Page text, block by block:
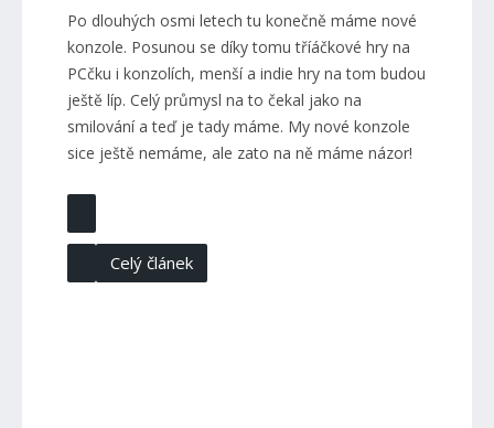
Po dlouhých osmi letech tu konečně máme nové
konzole. Posunou se díky tomu tříáčkové hry na
PCčku i konzolích, menší a indie hry na tom budou
ještě líp. Celý průmysl na to čekal jako na
smilování a teď je tady máme. My nové konzole
sice ještě nemáme, ale zato na ně máme názor!
Celý článek